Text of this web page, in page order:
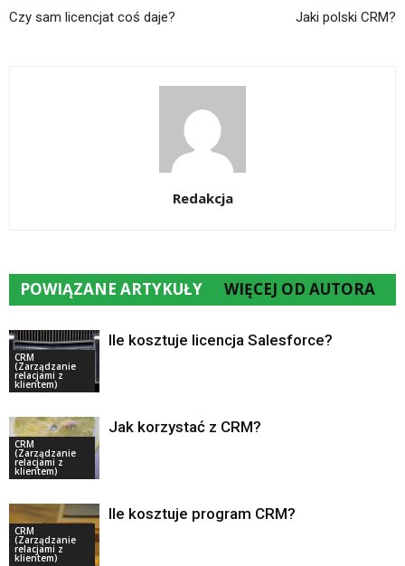
Czy sam licencjat coś daje? Jaki polski CRM?
Redakcja
POWIĄZANE ARTYKUŁY WIĘCEJ OD AUTORA
CRM
(Zarządzanie
relacjami z
klientem)
Ile kosztuje licencja Salesforce?
CRM
(Zarządzanie
relacjami z
klientem)
Jak korzystać z CRM?
CRM
(Zarządzanie
relacjami z
klientem)
Ile kosztuje program CRM?